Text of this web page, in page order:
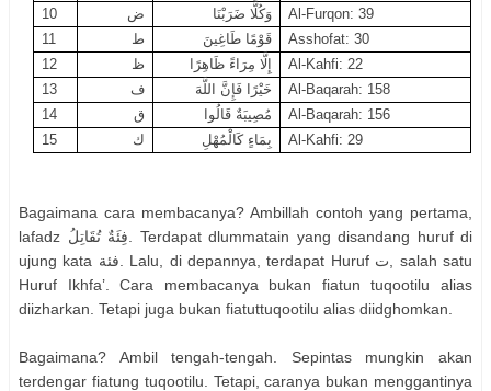
10
ض وَكُلًّا ضَرَبْنَا
Al-Furqon: 39
11
ط قَوْمًا طَاغِينَ
Asshofat: 30
12
ظ إِلَّا مِرَاءً ظَاهِرًا
Al-Kahfi: 22
13
ف خَيْرًا فَإِنَّ اللَّهَ
Al-Baqarah: 158
14
ق مُصِيبَةٌ قَالُوا
Al-Baqarah: 156
15
ك بِمَاءٍ كَالْمُهْلِ Al-Kahfi: 29
Bagaimana cara membacanya? Ambillah contoh yang pertama,
lafadz فِئَةٌ تُقَاتِلُ. Terdapat dlummatain yang disandang huruf di
ujung kata فئة. Lalu, di depannya, terdapat Huruf ت, salah satu
Huruf Ikhfa’. Cara membacanya bukan fiatun tuqootilu alias
diizharkan. Tetapi juga bukan fiatuttuqootilu alias diidghomkan.
Bagaimana? Ambil tengah-tengah. Sepintas mungkin akan
terdengar fiatung tuqootilu. Tetapi, caranya bukan menggantinya